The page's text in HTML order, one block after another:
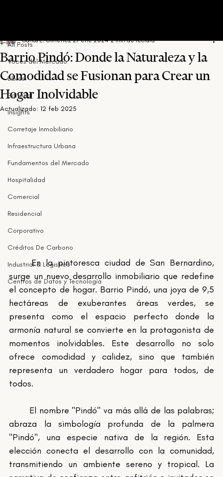
All Posts
Voces del Mercado
Libros
Editorial
Insights
Corretaje Inmobiliario
Infraestructura Urbana
Fundamentos del Mercado
Hospitalidad
Comercial
Residencial
Corporativo
Créditos De Carbono
Industrial & Logistico
Centros de Datos y Tecnología
Barrio Pindó: Donde la Naturaleza y la
Comodidad se Fusionan para Crear un
Hogar Inolvidable
Carlos E. Gimenez 29 ene 2024 2 min de lectura
Actualizado:12 feb 2025
	En la pintoresca ciudad de San Bernardino,
surge un nuevo desarrollo inmobiliario que redefine
el concepto de hogar. Barrio Pindó, una joya de 9,5
hectáreas de exuberantes áreas verdes, se
presenta como el espacio perfecto donde la
armonía natural se convierte en la protagonista de
momentos inolvidables. Este desarrollo no solo
ofrece comodidad y calidez, sino que también
representa un verdadero hogar para todos, de
todos.
abraza la simbología profunda de la palmera
"Pindó", una especie nativa de la región. Esta
elección conecta el desarrollo con la comunidad,
transmitiendo un ambiente sereno y tropical. La